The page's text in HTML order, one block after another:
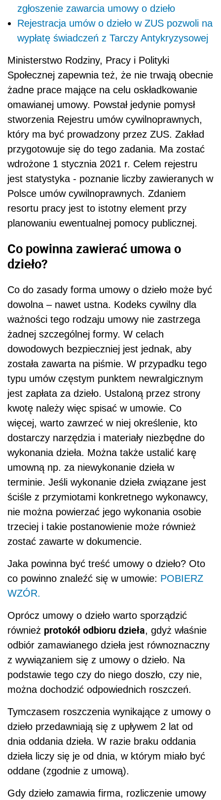
zgłoszenie zawarcia umowy o dzieło
Rejestracja umów o dzieło w ZUS pozwoli na
wypłatę świadczeń z Tarczy Antykryzysowej
Ministerstwo Rodziny, Pracy i Polityki
Społecznej zapewnia też, że nie trwają obecnie
żadne prace mające na celu oskładkowanie
omawianej umowy. Powstał jedynie pomysł
stworzenia Rejestru umów cywilnoprawnych,
który ma być prowadzony przez ZUS. Zakład
przygotowuje się do tego zadania. Ma zostać
wdrożone 1 stycznia 2021 r. Celem rejestru
jest statystyka - poznanie liczby zawieranych w
Polsce umów cywilnoprawnych. Zdaniem
resortu pracy jest to istotny element przy
planowaniu ewentualnej pomocy publicznej.
Co powinna zawierać umowa o
dzieło?
Co do zasady forma umowy o dzieło może być
dowolna – nawet ustna. Kodeks cywilny dla
ważności tego rodzaju umowy nie zastrzega
żadnej szczególnej formy. W celach
dowodowych bezpieczniej jest jednak, aby
została zawarta na piśmie. W przypadku tego
typu umów częstym punktem newralgicznym
jest zapłata za dzieło. Ustaloną przez strony
kwotę należy więc spisać w umowie. Co
więcej, warto zawrzeć w niej określenie, kto
dostarczy narzędzia i materiały niezbędne do
wykonania dzieła. Można także ustalić karę
umowną np. za niewykonanie dzieła w
terminie. Jeśli wykonanie dzieła związane jest
ściśle z przymiotami konkretnego wykonawcy,
nie można powierzać jego wykonania osobie
trzeciej i takie postanowienie może również
zostać zawarte w dokumencie.
Jaka powinna być treść umowy o dzieło? Oto
co powinno znaleźć się w umowie: POBIERZ
WZÓR.
Oprócz umowy o dzieło warto sporządzić
również protokół odbioru dzieła, gdyż właśnie
odbiór zamawianego dzieła jest równoznaczny
z wywiązaniem się z umowy o dzieło. Na
podstawie tego czy do niego doszło, czy nie,
można dochodzić odpowiednich roszczeń.
Tymczasem roszczenia wynikające z umowy o
dzieło przedawniają się z upływem 2 lat od
dnia oddania dzieła. W razie braku oddania
dzieła liczy się je od dnia, w którym miało być
oddane (zgodnie z umową).
Gdy dzieło zamawia firma, rozliczenie umowy